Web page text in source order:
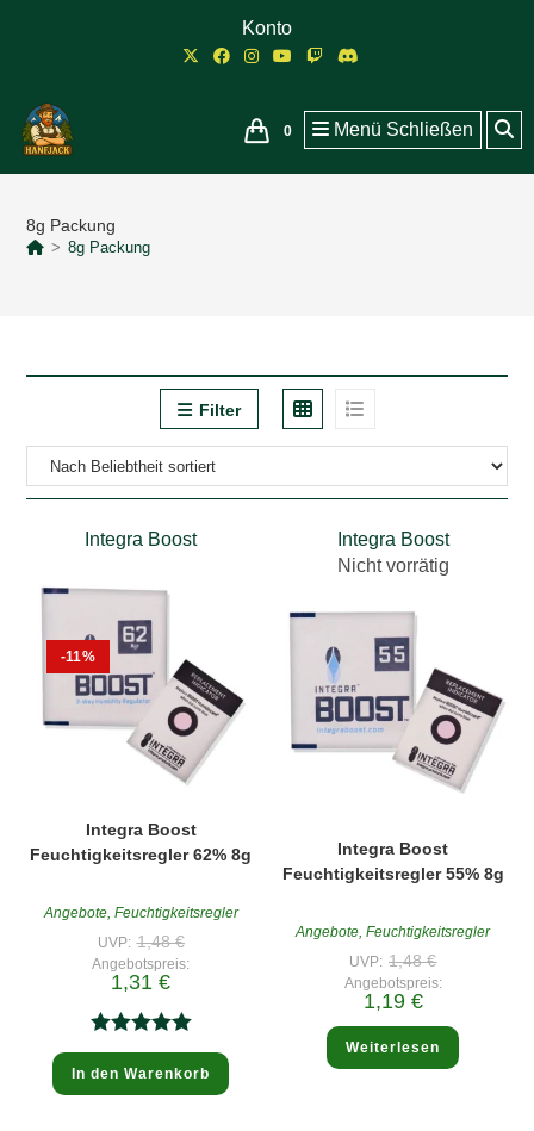
Konto
0 Menü Schließen
8g Packung
> 8g Packung
Filter
Integra Boost
-11%
Integra Boost
Feuchtigkeitsregler 62% 8g
Angebote, Feuchtigkeitsregler
UVP: 1,48€Ursprünglicher
Preis
war:
Angebotspreis:
1,31€Aktueller
ist:
1,31 €.
Bewertet
mit5.00
In den Warenkorb
Integra Boost
Nicht vorrätig
Integra Boost
Feuchtigkeitsregler 55% 8g
Angebote,Feuchtigkeitsregler
UVP: 1,48€
war:
Angebotspreis:
1,19 €Aktueller
Preis
ist:
1,19 €.
Weiterlesen